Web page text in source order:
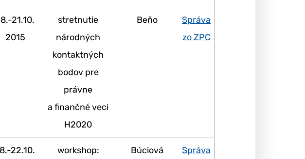
21.10.
2015
stretnutie
národných
kontaktných
bodov pre
právne
a finančné veci
H2020
Beňo
Správa
zo ZPC
22.10.
workshop:
Búciová
Správa